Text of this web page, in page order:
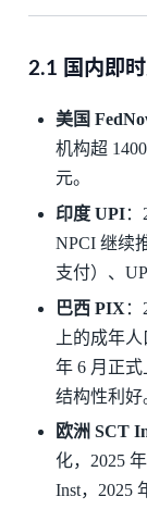
2.1 国内即时
美国
机构超
元。
印度 UPI
NPCI 继续
支付）、
巴西 PIX
上的成年
年 6 月正
结构性利好
欧洲 SCT
化，2025
Inst，2025